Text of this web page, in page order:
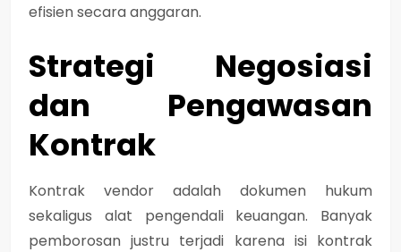
efisien secara anggaran.
Strategi Negosiasi
dan Pengawasan
Kontrak
Kontrak vendor adalah dokumen hukum
sekaligus alat pengendali keuangan. Banyak
pemborosan justru terjadi karena isi kontrak